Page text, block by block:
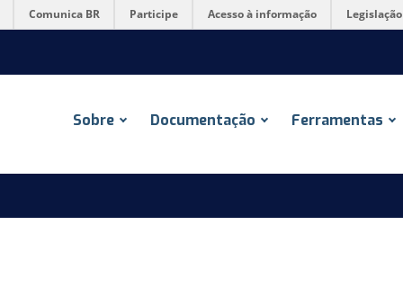
Comunica BR Participe Acesso à informação Legislação
Sobre Documentação Ferramentas